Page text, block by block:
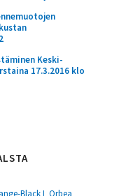
Keski-
17.3.2016 klo
Black L Orbea